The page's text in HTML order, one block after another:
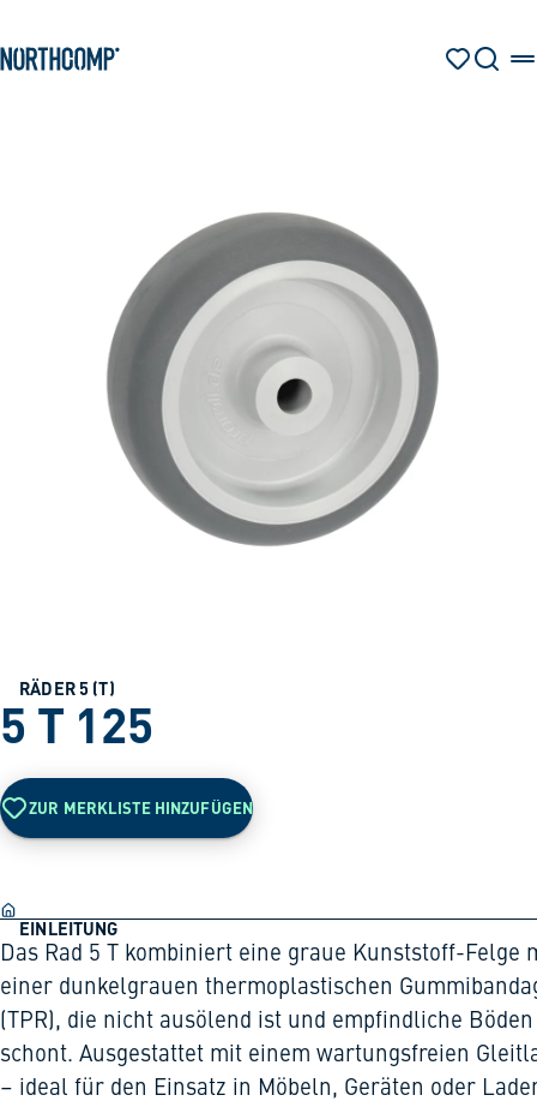
Zur Navigation springen
SUCHE
RÄDER 5 (T)
5 T 125
ZUR MERKLISTE HINZUFÜGEN
EINLEITUNG
Das Rad 5 T kombiniert eine graue Kunststoff-Felge
einer dunkelgrauen thermoplastischen
(TPR), die nicht ausölend ist und empfindliche Böden
schont. Ausgestattet mit einem wartungsfreien
– ideal für den Einsatz in Möbeln, Geräten oder